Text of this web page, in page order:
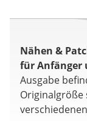
Nähen &
für Anfänger
Ausgabe